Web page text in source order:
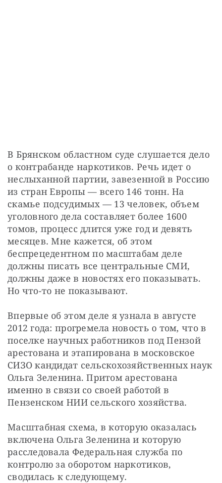
В Брянском областном суде слушается дело
о контрабанде наркотиков. Речь идет о
неслыханной партии, завезенной в Россию
из стран Европы — ​всего 146 тонн. На
скамье подсудимых — 13 человек, объем
уголовного дела составляет более 1600
томов, процесс длится уже год и девять
месяцев. Мне кажется, об этом
беспрецедентном по масштабам деле
должны писать все центральные СМИ,
должны даже в новостях его показывать.
Но что-то не показывают.
Впервые об этом деле я узнала в августе
2012 года: прогремела новость о том, что в
поселке научных работников под Пензой
арестована и этапирована в московское
СИЗО кандидат сельскохозяйственных наук
Ольга Зеленина. Притом арестована
именно в связи со своей работой в
Пензенском НИИ сельского хозяйства.
Масштабная схема, в которую оказалась
включена Ольга Зеленина и которую
расследовала Федеральная служба по
контролю за оборотом наркотиков,
сводилась к следующему.